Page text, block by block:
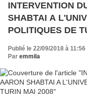
INTERVENTION
SHABTAI A
POLITIQUES DE
Publié le 22/09/2018 à 11:56
Par emmila